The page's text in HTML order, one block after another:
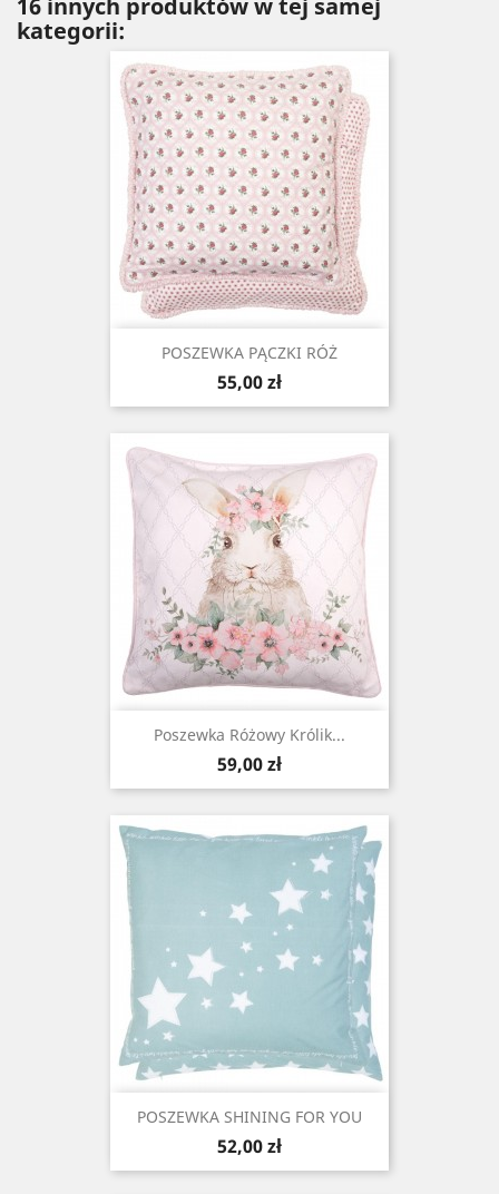
kategorii:
POSZEWKA PĄCZKI RÓŻ
Cena
55,00 zł
Poszewka Różowy Królik...
Cena
59,00 zł
POSZEWKA SHINING FOR YOU
Cena
52,00 zł